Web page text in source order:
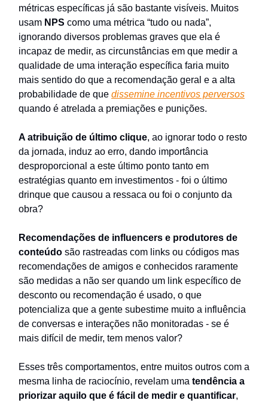
métricas específicas já são bastante visíveis. Muitos
usam NPS como uma métrica “tudo ou nada”,
ignorando diversos problemas graves que ela é
incapaz de medir, as circunstâncias em que medir a
qualidade de uma interação específica faria muito
mais sentido do que a recomendação geral e a alta
probabilidade de que dissemine incentivos perversos
quando é atrelada a premiações e punições.
A atribuição de último clique, ao ignorar todo o resto
da jornada, induz ao erro, dando importância
desproporcional a este último ponto tanto em
estratégias quanto em investimentos - foi o último
drinque que causou a ressaca ou foi o conjunto da
obra?
Recomendações de influencers e produtores de
conteúdo são rastreadas com links ou códigos mas
recomendações de amigos e conhecidos raramente
são medidas a não ser quando um link específico de
desconto ou recomendação é usado, o que
potencializa que a gente subestime muito a influência
de conversas e interações não monitoradas - se é
mais difícil de medir, tem menos valor?
Esses três comportamentos, entre muitos outros com a
mesma linha de raciocínio, revelam uma tendência a
priorizar aquilo que é fácil de medir e quantificar,